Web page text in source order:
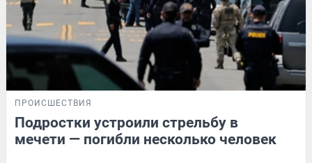
ПРОИСШЕСТВИЯ
Подростки устроили стрельбу в
мечети — погибли несколько человек